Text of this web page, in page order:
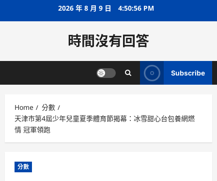
2026 年 8 月 9 日 4:50:56 PM
時間沒有回答
Subscribe
Home
分數
天津市第4屆少年兒童夏季體育節揭幕：冰雪甜心台包養網燃
情 冠軍領跑
分數